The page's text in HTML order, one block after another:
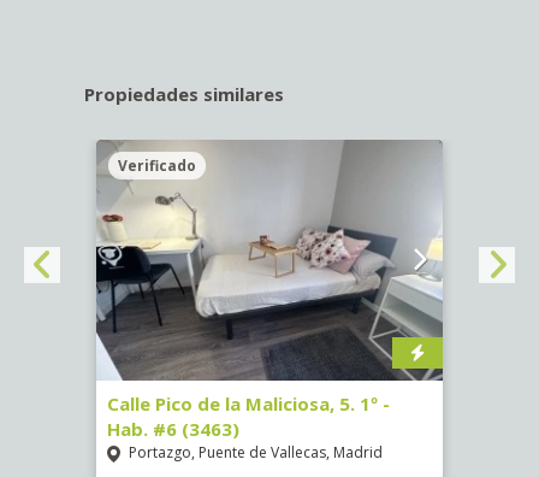
Propiedades similares
Verificado
Calle Pico de la Maliciosa, 5. 1º -
Hab. #6 (3463)
Portazgo, Puente de Vallecas, Madrid